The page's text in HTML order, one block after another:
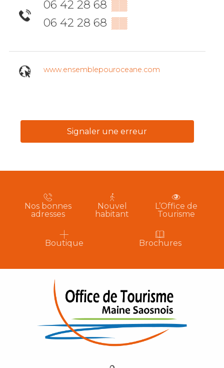
06 42 28 68 ▒▒
06 42 28 68 ▒▒
www.ensemblepouroceane.com
Signaler une erreur
Nos bonnes
adresses
Nouvel
habitant
L’Office de
Tourisme
Boutique Brochures